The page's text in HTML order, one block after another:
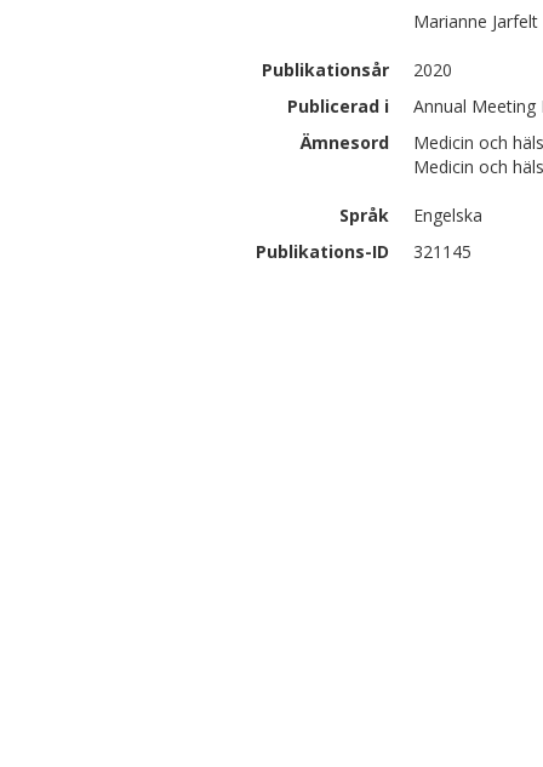
Marianne Jarfelt
Publikationsår
2020
Publicerad i
Annual Meeting
Ämnesord
Medicin och
Medicin och
Språk
Engelska
Publikations-ID
321145